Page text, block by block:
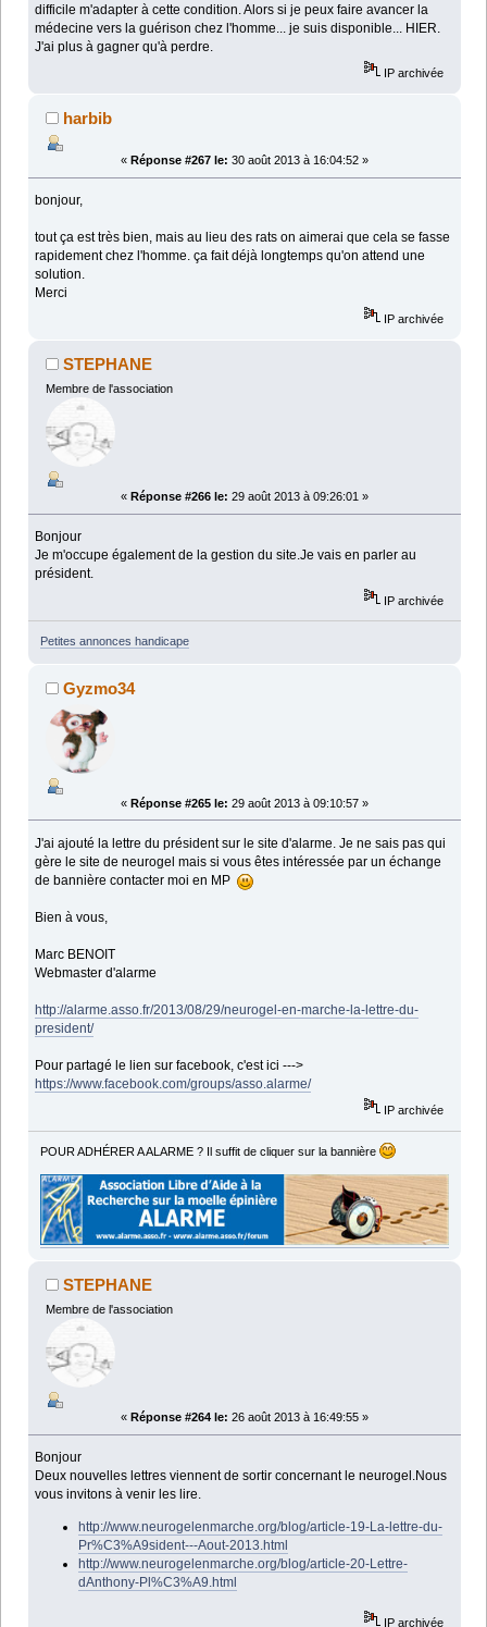
difficile m'adapter à cette condition. Alors si je peux faire avancer la
médecine vers la guérison chez l'homme... je suis disponible... HIER.
J'ai plus à gagner qu'à perdre.
IP archivée
harbib
« Réponse #267 le: 30 août 2013 à 16:04:52 »
bonjour,
tout ça est très bien, mais au lieu des rats on aimerai que cela se fasse
rapidement chez l'homme. ça fait déjà longtemps qu'on attend une
solution.
Merci
IP archivée
STEPHANE
Membre de l'association
« Réponse #266 le: 29 août 2013 à 09:26:01 »
Bonjour
Je m'occupe également de la gestion du site.Je vais en parler au
président.
IP archivée
Petites annonces handicape
Gyzmo34
« Réponse #265 le: 29 août 2013 à 09:10:57 »
J'ai ajouté la lettre du président sur le site d'alarme. Je ne sais pas qui
gère le site de neurogel mais si vous êtes intéressée par un échange
de bannière contacter moi en MP
Bien à vous,
Marc BENOIT
Webmaster d'alarme
http://alarme.asso.fr/2013/08/29/neurogel-en-marche-la-lettre-du-
president/
Pour partagé le lien sur facebook, c'est ici --->
https://www.facebook.com/groups/asso.alarme/
IP archivée
POUR ADHÉRER A ALARME ? Il suffit de cliquer sur la bannière
STEPHANE
Membre de l'association
« Réponse #264 le: 26 août 2013 à 16:49:55 »
Bonjour
Deux nouvelles lettres viennent de sortir concernant le neurogel.Nous
vous invitons à venir les lire.
http://www.neurogelenmarche.org/blog/article-19-La-lettre-du-
Pr%C3%A9sident---Aout-2013.html
http://www.neurogelenmarche.org/blog/article-20-Lettre-
dAnthony-Pl%C3%A9.html
IP archivée